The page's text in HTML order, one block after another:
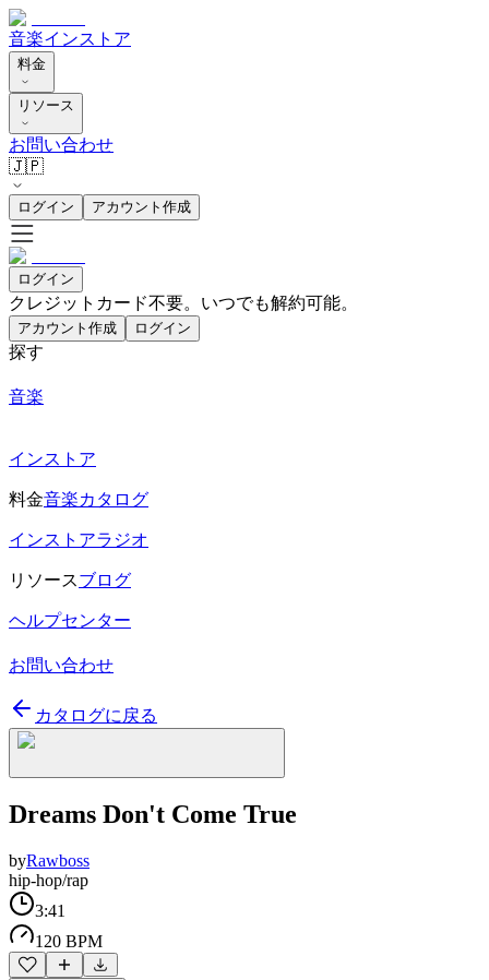
音楽インストア
料金
リソース
お問い合わせ
🇯🇵
ログイン アカウント作成
ログイン
クレジットカード不要。いつでも解約可能。
アカウント作成 ログイン
探す
音楽
インストア
料金音楽カタログ
インストアラジオ
リソースブログ
ヘルプセンター
お問い合わせ
カタログに戻る
Dreams Don't Come True
byRawboss
hip-hop/rap
3:41
120 BPM